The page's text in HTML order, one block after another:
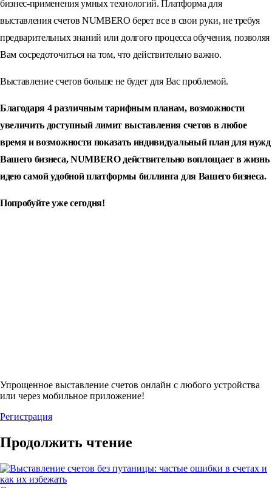
бизнес-применения умных технологий. Платформа для
выставления счетов NUMBERO берет все в свои руки, не требуя
предварительных знаний или долгого процесса обучения, позволяя
Вам сосредоточиться на том, что действительно важно.
Выставление счетов больше не будет для Вас проблемой.
Благодаря 4 различным тарифным планам, возможности
увеличить доступный лимит выставления счетов в любое
время и возможности показать индивидуальный план для нужд
Вашего бизнеса, NUMBERO действительно воплощает в жизнь
идею самой удобной платформы биллинга для Вашего бизнеса.
Попробуйте уже сегодня!
Упрощенное выставление счетов онлайн с любого устройства
или через мобильное приложение!
Регистрация
Продолжить чтение